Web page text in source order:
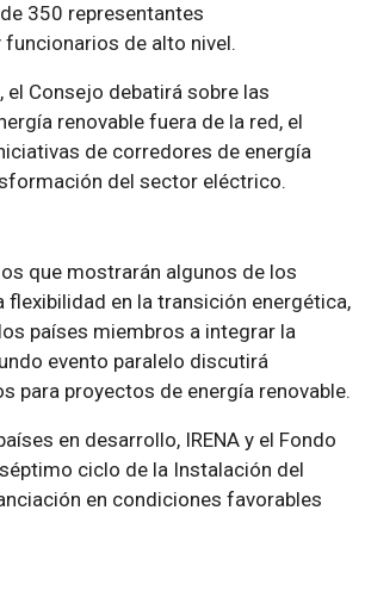
350 representantes
de alto nivel.
Consejo debatirá sobre las
renovable fuera de la red, el
de corredores de energía
del sector eléctrico.
que mostrarán algunos de los
flexibilidad en la transición energética,
países miembros a integrar la
evento paralelo discutirá
para proyectos de energía renovable.
en desarrollo, IRENA y el Fondo
ciclo de la Instalación del
en condiciones favorables